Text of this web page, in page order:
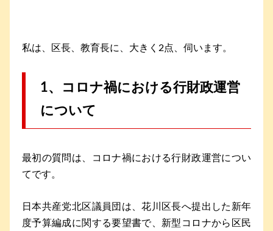
私は、区長、教育長に、大きく2点、伺います。
1、コロナ禍における行財政運営
について
最初の質問は、コロナ禍における行財政運営につい
てです。
日本共産党北区議員団は、花川区長へ提出した新年
度予算編成に関する要望書で、新型コロナから区民